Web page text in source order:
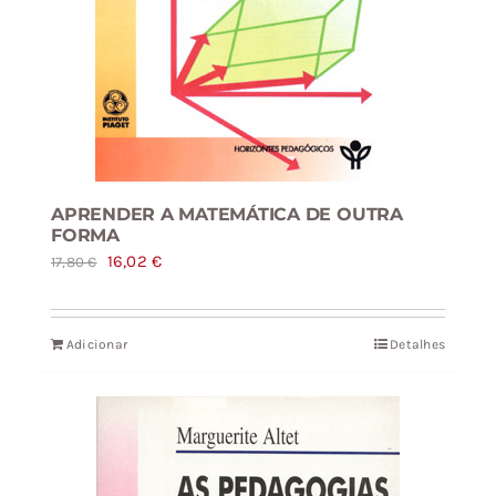
APRENDER A MATEMÁTICA DE OUTRA
FORMA
17,80€
O
original
era:
16,02€O
atual
Adicionar Detalhes